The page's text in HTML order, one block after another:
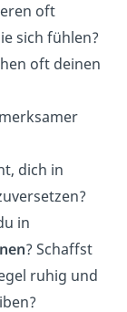
oft
sich fühlen?
oft deinen
dich in
in
? Schaffst
ruhig und